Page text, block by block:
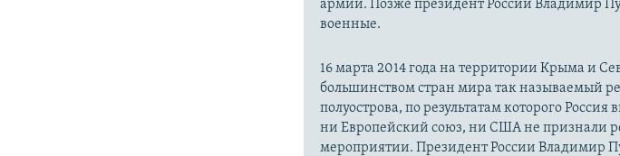
армии. Позже президент России Владимир
военные.
16 марта 2014 года на территории Крыма и
большинством стран мира так называемый
полуострова, по результатам которого
ни Европейский союз, ни США не признали
мероприятии. Президент России Владимир